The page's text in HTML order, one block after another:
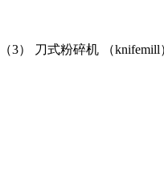
） 刀式粉碎机 （knifemill